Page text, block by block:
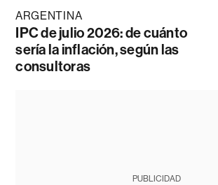
ARGENTINA
IPC de julio 2026: de cuánto
sería la inflación, según las
consultoras
PUBLICIDAD